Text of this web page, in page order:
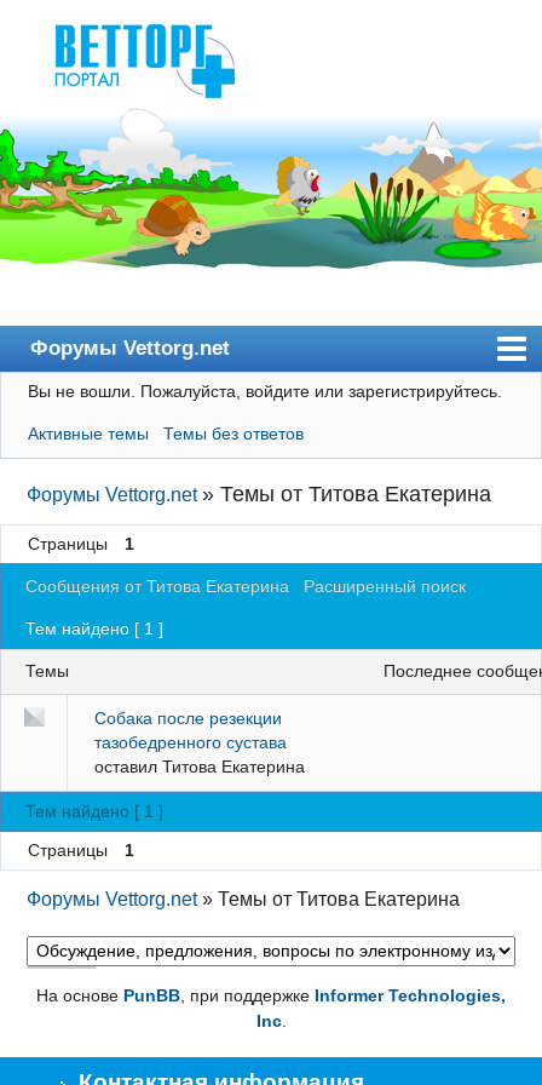
Форумы Vettorg.net
Главная
Пользователи
Правила
Поиск
Регистрация
Вход
Вы не вошли. Пожалуйста, войдите или зарегистрируйтесь.
Активные темы Темы без ответов
Форумы Vettorg.net »Темы от Титова Екатерина
Страницы 1
Сообщения от Титова Екатерина Расширенный поиск
Тем найдено [ 1 ]
Темы последнее
Собака после резекции
тазобедренного сустава
оставил Титова Екатерина
Тем найдено [ 1 ]
Страницы 1
Форумы Vettorg.net »Темы от Титова Екатерина
На основе PunBB , при поддержке Informer Technologies,
Inc.